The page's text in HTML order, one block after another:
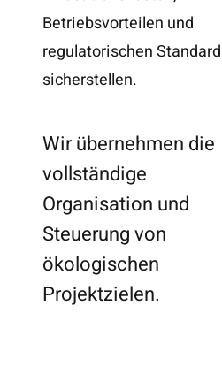
sicherstellen.
Wir übernehmen die
vollständige
Organisation und
Steuerung von
ökologischen
Projektzielen.